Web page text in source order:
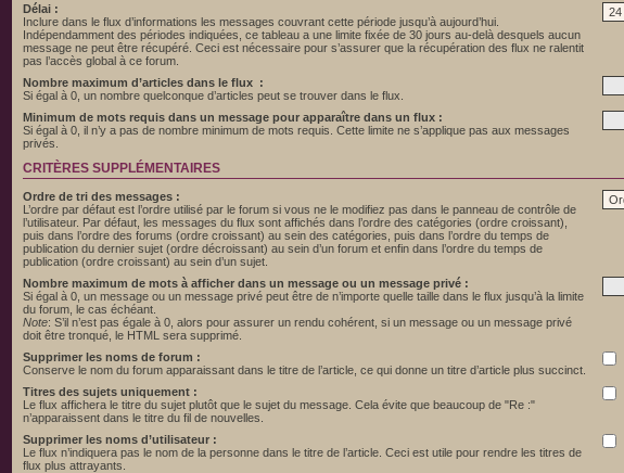
Délai :
Inclure dans le flux d’informations les messages couvrant cette période jusqu’à aujourd’hui.
Indépendamment des périodes indiquées, ce tableau a une limite fixée de 30 jours au-delà desquels aucun
message ne peut être récupéré. Ceci est nécessaire pour s’assurer que la récupération des flux ne ralentit
pas l’accès global à ce forum.
Nombre maximum d’articles dans le flux :
Si égal à 0, un nombre quelconque d’articles peut se trouver dans le flux.
Minimum de mots requis dans un message pour apparaître dans un flux :
Si égal à 0, il n’y a pas de nombre minimum de mots requis. Cette limite ne s’applique pas aux messages
privés.
CRITÈRES SUPPLÉMENTAIRES
Ordre de tri des messages :
L’ordre par défaut est l’ordre utilisé par le forum si vous ne le modifiez pas dans le panneau de contrôle de
l’utilisateur. Par défaut, les messages du flux sont affichés dans l’ordre des catégories (ordre croissant),
puis dans l’ordre des forums (ordre croissant) au sein des catégories, puis dans l’ordre du temps de
publication du dernier sujet (ordre décroissant) au sein d’un forum et enfin dans l’ordre du temps de
publication (ordre croissant) au sein d’un sujet.
Nombre maximum de mots à afficher dans un message ou un message privé :
Si égal à 0, un message ou un message privé peut être de n’importe quelle taille dans le flux jusqu’à la limite
du forum, le cas échéant.
Note: S’il n’est pas égale à 0, alors pour assurer un rendu cohérent, si un message ou un message privé
doit être tronqué, le HTML sera supprimé.
Supprimer les noms de forum :
Conserve le nom du forum apparaissant dans le titre de l’article, ce qui donne un titre d’article plus succinct.
Titres des sujets uniquement :
Le flux affichera le titre du sujet plutôt que le sujet du message. Cela évite que beaucoup de "Re :"
n’apparaissent dans le titre du fil de nouvelles.
Supprimer les noms d’utilisateur :
Le flux n’indiquera pas le nom de la personne dans le titre de l’article. Ceci est utile pour rendre les titres de
flux plus attrayants.